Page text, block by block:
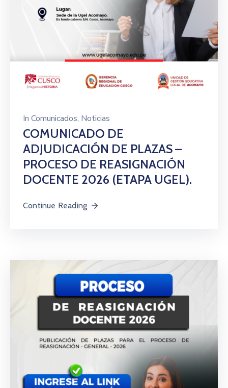
In Comunicados‚ Noticias
COMUNICADO DE
ADJUDICACIÓN DE PLAZAS –
PROCESO DE REASIGNACIÓN
DOCENTE 2026 (ETAPA UGEL).
Continue Reading